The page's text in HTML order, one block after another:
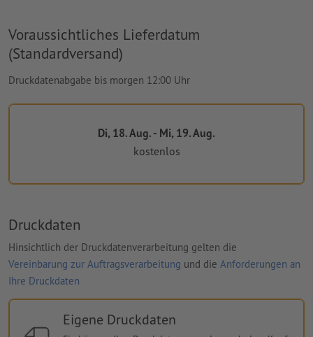
Voraussichtliches Lieferdatum
(Standardversand)
Druckdatenabgabe bis morgen 12:00 Uhr
Di, 18. Aug. - Mi, 19. Aug.
kostenlos
Druckdaten
Hinsichtlich der Druckdatenverarbeitung gelten die
Vereinbarung zur Auftragsverarbeitung und die Anforderungen an
Ihre Druckdaten
Eigene Druckdaten